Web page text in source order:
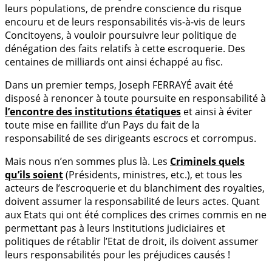
leurs populations, de prendre conscience du risque
encouru et de leurs responsabilités vis-à-vis de leurs
Concitoyens, à vouloir poursuivre leur politique de
dénégation des faits relatifs à cette escroquerie. Des
centaines de milliards ont ainsi échappé au fisc.
Dans un premier temps, Joseph FERRAYÉ avait été
disposé à renoncer à toute poursuite en responsabilité à
l’encontre des institutions étatiques et ainsi à éviter
toute mise en faillite d’un Pays du fait de la
responsabilité de ses dirigeants escrocs et corrompus.
Mais nous n’en sommes plus là. Les Criminels quels
qu’ils soient(Présidents, ministres, etc.), et tous les
acteurs de l’escroquerie et du blanchiment des royalties,
doivent assumer la responsabilité de leurs actes. Quant
aux Etats qui ont été complices des crimes commis en ne
permettant pas à leurs Institutions judiciaires et
politiques de rétablir l’Etat de droit, ils doivent assumer
leurs responsabilités pour les préjudices causés !